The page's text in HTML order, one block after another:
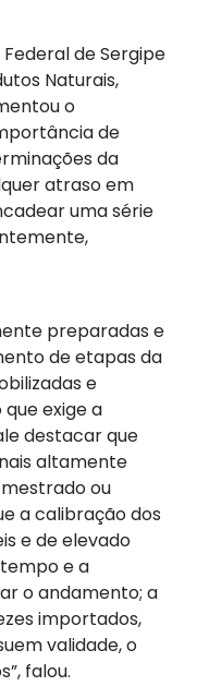
de Sergipe
Naturais,
o
de
da
atraso em
uma série
preparadas e
de etapas da
e
exige a
destacar que
altamente
ou
a calibração dos
e de elevado
e a
o andamento; a
importados,
validade, o
falou.